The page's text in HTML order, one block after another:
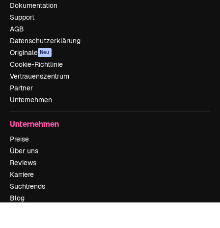
Dokumentation
Support
AGB
Datenschutzerklärung
Originale Neu
Cookie-Richtlinie
Vertrauenszentrum
Partner
Unternehmen
Unternehmen
Preise
Über uns
Reviews
Karriere
Suchtrends
Blog